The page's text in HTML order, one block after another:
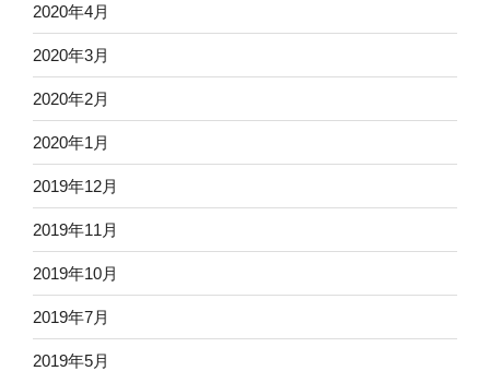
2020年4月
2020年3月
2020年2月
2020年1月
2019年12月
2019年11月
2019年10月
2019年7月
2019年5月